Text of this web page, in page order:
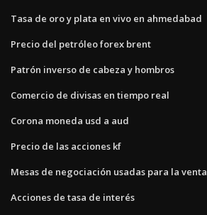
Tasa de oro y plata en vivo en ahmedabad
Precio del petróleo forex brent
Patrón inverso de cabeza y hombros
Comercio de divisas en tiempo real
Corona moneda usd a aud
Precio de las acciones kf
Mesas de negociación usadas para la venta
Acciones de tasa de interés